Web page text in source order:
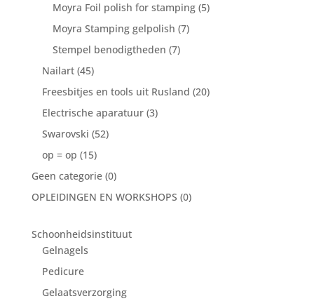
Moyra Foil polish for stamping (5)
Moyra Stamping gelpolish (7)
Stempel benodigtheden (7)
Nailart (45)
Freesbitjes en tools uit Rusland (20)
Electrische aparatuur (3)
Swarovski (52)
op = op (15)
Geen categorie (0)
OPLEIDINGEN EN WORKSHOPS (0)
Schoonheidsinstituut
Gelnagels
Pedicure
Gelaatsverzorging